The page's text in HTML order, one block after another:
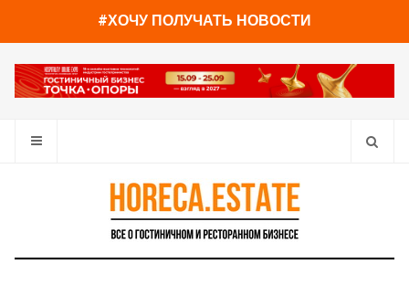
#ХОЧУ ПОЛУЧАТЬ НОВОСТИ